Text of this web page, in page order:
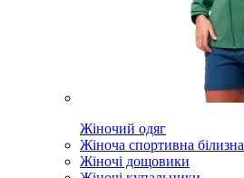
Жіночий одяг
Жіноча спортивна білизна
Жіночі дощовики